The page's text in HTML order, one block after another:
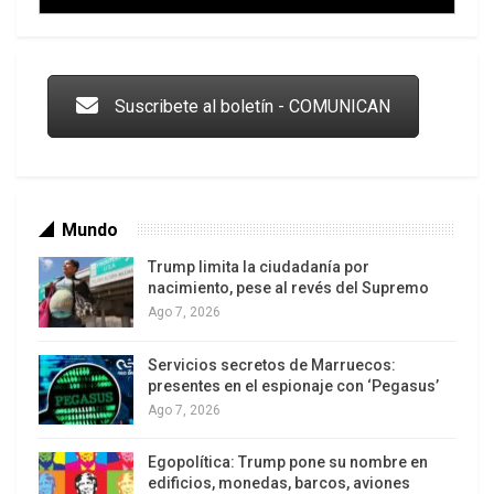
Stalin, Roosevelt y Churchill.
Los latinos le van dando la espalda a Trump
Suscribete al boletín - COMUNICAN
Mundo
Trump limita la ciudadanía por
nacimiento, pese al revés del Supremo
Ago 7, 2026
Servicios secretos de Marruecos:
presentes en el espionaje con ‘Pegasus’
Ago 7, 2026
Egopolítica: Trump pone su nombre en
edificios, monedas, barcos, aviones